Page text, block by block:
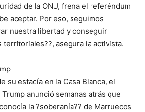
de la ONU, frena el referéndum
aceptar. Por eso, seguimos
nuestra libertad y conseguir
territoriales??, asegura la activista.
su estadía en la Casa Blanca, el
anunció semanas atrás que
la ?soberanía?? de Marruecos